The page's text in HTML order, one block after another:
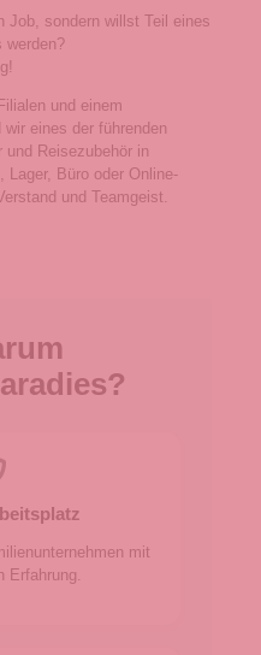
Job, sondern willst Teil eines
werden?
und einem
eines der führenden
und Reisezubehör in
Lager, Büro oder Online-
und Teamgeist.
mit
Erfahrung.